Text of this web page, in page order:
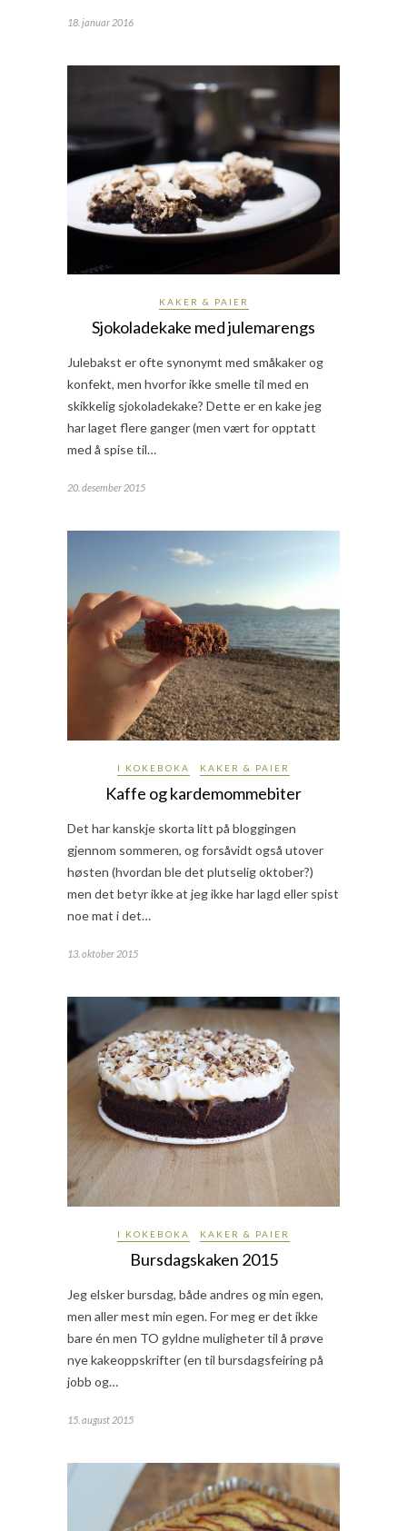
18. januar 2016
KAKER & PAIER
Sjokoladekake med julemarengs
Julebakst er ofte synonymt med småkaker og
konfekt, men hvorfor ikke smelle til med en
skikkelig sjokoladekake? Dette er en kake jeg
har laget flere ganger (men vært for opptatt
med å spise til…
20. desember 2015
I KOKEBOKA KAKER & PAIER
Kaffe og kardemommebiter
Det har kanskje skorta litt på bloggingen
gjennom sommeren, og forsåvidt også utover
høsten (hvordan ble det plutselig oktober?)
men det betyr ikke at jeg ikke har lagd eller spist
noe mat i det…
13. oktober 2015
I KOKEBOKA KAKER & PAIER
Bursdagskaken 2015
Jeg elsker bursdag, både andres og min egen,
men aller mest min egen. For meg er det ikke
bare én men TO gyldne muligheter til å prøve
nye kakeoppskrifter (en til bursdagsfeiring på
jobb og…
15. august 2015